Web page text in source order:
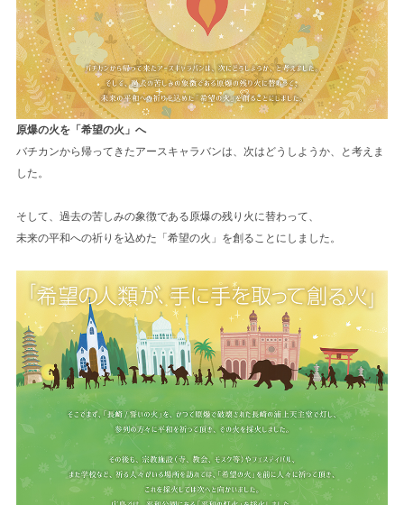
原爆の火を「希望の火」へ
バチカンから帰ってきたアースキャラバンは、次はどうしようか、と考えま
した。
そして、過去の苦しみの象徴である原爆の残り火に替わって、
未来の平和への祈りを込めた「希望の火」を創ることにしました。